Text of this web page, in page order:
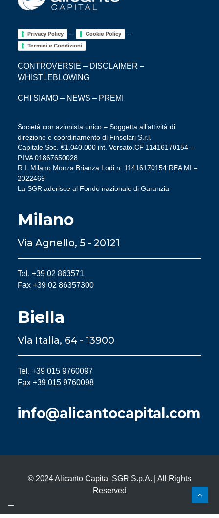
Privacy Policy – Cookie Policy –
Termini e Condizioni
CONTROVERSIE – DISCLAIMER –
WHISTLEBLOWING
CHI SIAMO – NEWS – PREMI
Società con azionista unico – Soggetta all’attività di
direzione e coordinamento di Finsolari S.r.l.
Capitale Soc. €1.040.000 int. Versato.CF 11416170154 –
P.IVA 01867650028
R.I. Milano Monza Brianza Lodi n. 11416170154 REA MI –
2022469
La SGR aderisce al Fondo nazionale di Garanzia
Milano
Via Agnello, 5 - 20121
Tel. +39 02 863571
Fax +39 02 86357300
Biella
Via Italia, 64 - 13900
Tel. +39 015 9760097
Fax +39 015 9760098
info@alicantocapital.com
© 2024 Alicanto Capital SGR S.p.A. | All Rights
Reserved